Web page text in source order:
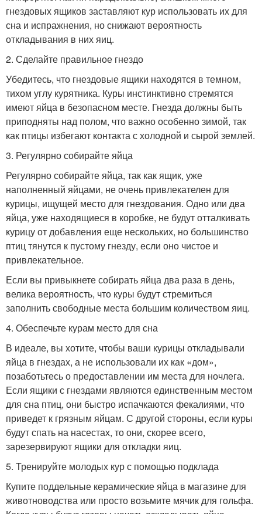
гнездовых ящиков заставляют кур использовать их для
сна и испражнения, но снижают вероятность
откладывания в них яиц.
2. Сделайте правильное гнездо
Убедитесь, что гнездовые ящики находятся в темном,
тихом углу курятника. Куры инстинктивно стремятся
имеют яйца в безопасном месте. Гнезда должны быть
приподняты над полом, что важно особенно зимой, так
как птицы избегают контакта с холодной и сырой землей.
3. Регулярно собирайте яйца
Регулярно собирайте яйца, так как ящик, уже
наполненный яйцами, не очень привлекателен для
курицы, ищущей место для гнездования. Одно или два
яйца, уже находящиеся в коробке, не будут отталкивать
курицу от добавления еще нескольких, но большинство
птиц тянутся к пустому гнезду, если оно чистое и
привлекательное.
Если вы привыкнете собирать яйца два раза в день,
велика вероятность, что куры будут стремиться
заполнить свободные места большим количеством яиц.
4. Обеспечьте курам место для сна
В идеале, вы хотите, чтобы ваши курицы откладывали
яйца в гнездах, а не использовали их как «дом»,
позаботьтесь о предоставлении им места для ночлега.
Если ящики с гнездами являются единственным местом
для сна птиц, они быстро испачкаются фекалиями, что
приведет к грязным яйцам. С другой стороны, если куры
будут спать на насестах, то они, скорее всего,
зарезервируют ящики для откладки яиц.
5. Тренируйте молодых кур с помощью подклада
Купите поддельные керамические яйца в магазине для
животноводства или просто возьмите мячик для гольфа.